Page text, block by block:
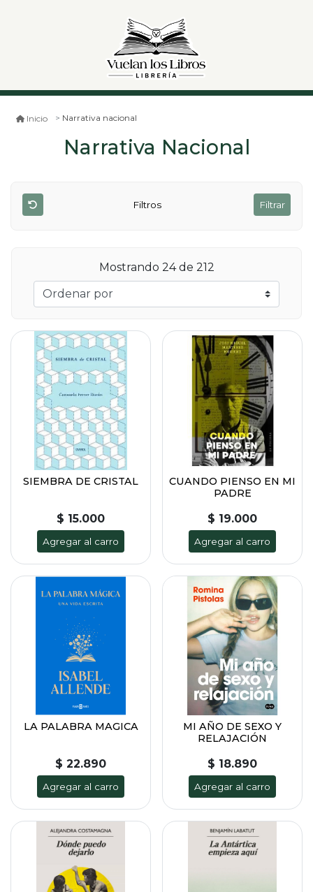
Inicio Narrativa nacional
Narrativa Nacional
Filtros Filtrar
Mostrando 24 de 212
SIEMBRA DE CRISTAL
$ 15.000
Agregar al carro
CUANDO PIENSO EN MI
PADRE
$ 19.000
Agregar al carro
LA PALABRA MAGICA
$ 22.890
Agregar al carro
MI AÑO DE SEXO Y
RELAJACIÓN
$ 18.890
Agregar al carro